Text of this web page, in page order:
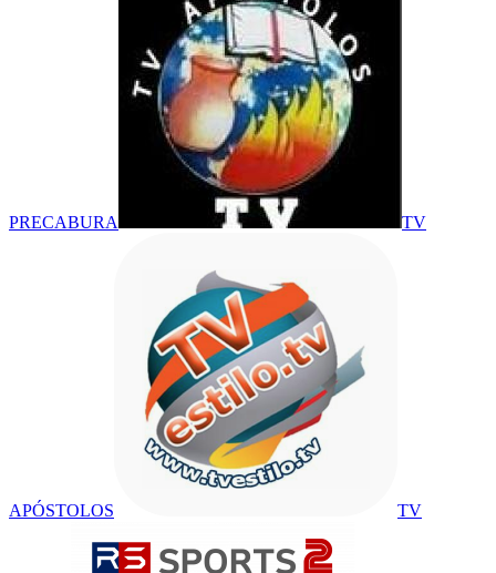
PRECABURA TV
APÓSTOLOS TV